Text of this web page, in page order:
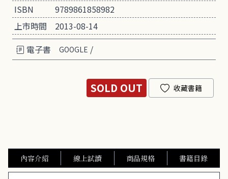
ISBN
9789861858982
上市時間
2013-08-14
電子書
GOOGLE /
SOLD OUT 收藏書籍
內容介紹 線上試讀 商品規格 書籍目錄